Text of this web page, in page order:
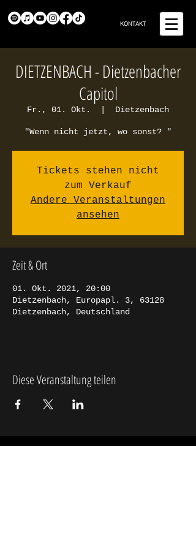
KONTAKT
DIETZENBACH - Dietzenbacher
Capitol
Fr., 01. Okt. Dietzenbach
"Wenn nicht jetzt, wo sonst? "
Tickets stehen nicht
zum Verkauf
Andere Veranstaltungen
ansehen
Zeit & Ort
01. Okt. 2021, 20:00
Dietzenbach, Europapl. 3, 63128
Dietzenbach, Deutschland
Diese Veranstaltung teilen